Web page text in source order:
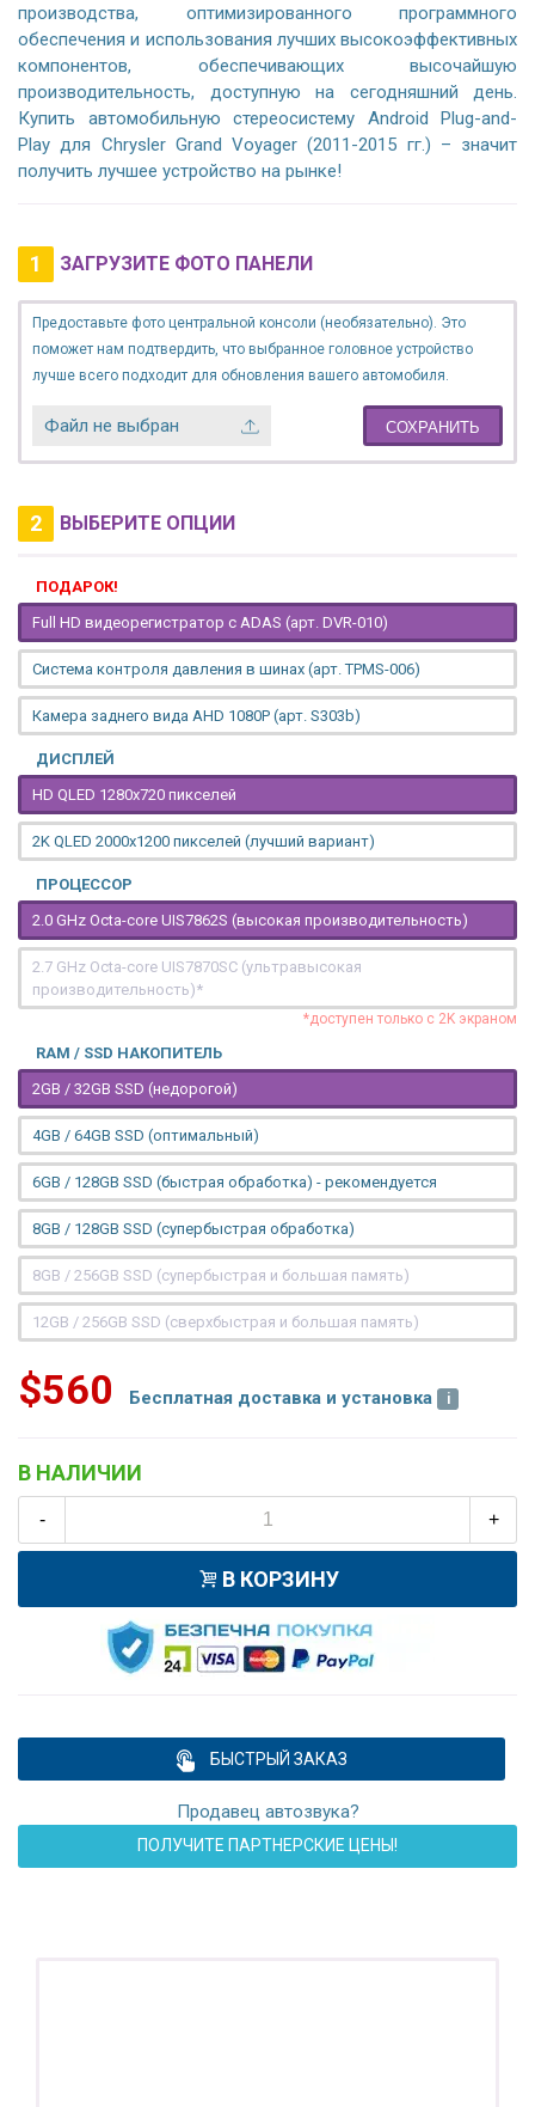
производства, оптимизированного программного
обеспечения и использования лучших высокоэффективных
компонентов, обеспечивающих высочайшую
производительность, доступную на сегодняшний день.
Купить автомобильную стереосистему Android Plug-and-
Play для Chrysler Grand Voyager (2011-2015 гг.) – значит
получить лучшее устройство на рынке!
1 ЗАГРУЗИТЕ ФОТО ПАНЕЛИ
Предоставьте фото центральной консоли (необязательно). Это
поможет нам подтвердить, что выбранное головное устройство
лучше всего подходит для обновления вашего автомобиля.
Файл не выбран СОХРАНИТЬ
2 ВЫБЕРИТЕ ОПЦИИ
ПОДАРОК!
Full HD видеорегистратор с ADAS (арт. DVR-010)
Система контроля давления в шинах (арт. TPMS-006)
Камера заднего вида AHD 1080P (арт. S303b)
ДИСПЛЕЙ
HD QLED 1280x720 пикселей
2K QLED 2000х1200 пикселей (лучший вариант)
ПРОЦЕССОР
2.0 GHz Octa-core UIS7862S (высокая производительность)
2.7 GHz Octa-core UIS7870SC (ультравысокая
производительность)*
*доступен только с 2K экраном
RAM / SSD НАКОПИТЕЛЬ
2GB / 32GB SSD (недорогой)
4GB / 64GB SSD (оптимальный)
6GB / 128GB SSD (быстрая обработка) - рекомендуется
8GB / 128GB SSD (супербыстрая обработка)
8GB / 256GB SSD (супербыстрая и большая память)
12GB / 256GB SSD (сверхбыстрая и большая память)
$560 Бесплатная доставка и установка
В НАЛИЧИИ
- +
В КОРЗИНУ
БЫСТРЫЙ ЗАКАЗ
Продавец автозвука?
ПОЛУЧИТЕ ПАРТНЕРСКИЕ ЦЕНЫ!